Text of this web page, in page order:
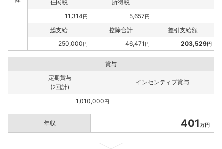
住民税
所得税
11,314円 5,657円
総支給 控除合計
差引支給額
250,000円 46,471 円 203,529円
賞与
定期賞与
(2回計)
インセンティブ賞与
1,010,000円
年収 401万円